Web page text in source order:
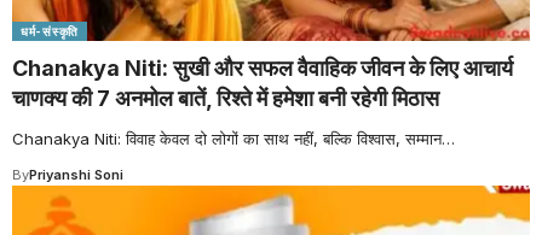
धर्म-संस्कृति
Chanakya Niti: सुखी और सफल वैवाहिक जीवन के लिए आचार्य
चाणक्य की 7 अनमोल बातें, रिश्ते में हमेशा बनी रहेगी मिठास
Chanakya Niti: विवाह केवल दो लोगों का साथ नहीं, बल्कि विश्वास, सम्मान…
ByPriyanshi Soni